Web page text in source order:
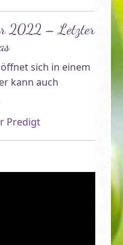
2022 – Letzter
öffnet sich in einem
kann auch
Predigt